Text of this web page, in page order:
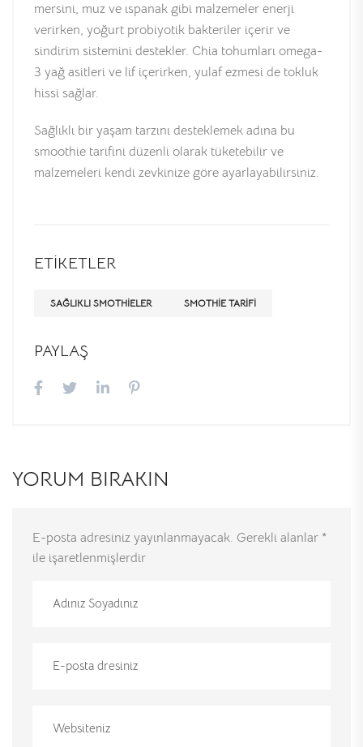
mersini, muz ve ıspanak gibi malzemeler enerji
verirken, yoğurt probiyotik bakteriler içerir ve
sindirim sistemini destekler. Chia tohumları omega-
3 yağ asitleri ve lif içerirken, yulaf ezmesi de tokluk
hissi sağlar.
Sağlıklı bir yaşam tarzını desteklemek adına bu
smoothie tarifini düzenli olarak tüketebilir ve
malzemeleri kendi zevkinize göre ayarlayabilirsiniz.
ETIKETLER
SAĞLIKLI SMOTHIELER SMOTHIE TARIFI
PAYLAŞ
YORUM BIRAKIN
E-posta adresiniz yayınlanmayacak. Gerekli alanlar *
ile işaretlenmişlerdir